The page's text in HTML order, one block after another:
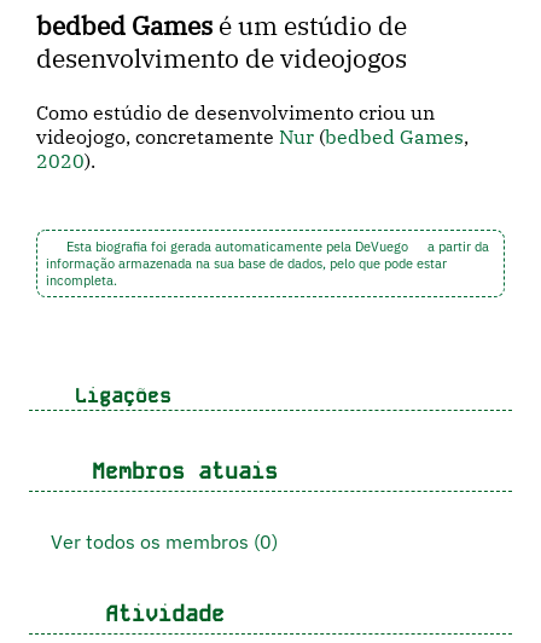
bedbed Games é um estúdio de
desenvolvimento de videojogos
Como estúdio de desenvolvimento criou un
videojogo, concretamenteNur (bedbed Games,
2020).
Esta biografia foi gerada automaticamente pela DeVuego
a partir da
informação armazenada na sua base de dados, pelo que pode estar
incompleta.
Ligações
Membros atuais
Ver todos os membros (0)
Atividade